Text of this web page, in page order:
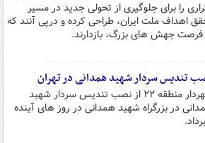
را برای جلوگیری از تحولی جدید در مسیر
اهداف ملت ایران، طراحی کرده و درپی آنند که
فرصت جهش های بزرگ، بازدارند.
تندیس سردار شهید همدانی در تهران
شهردار منطقه ۲۲ از نصب تندیس سردار شهید
در بزرگراه شهید همدانی در روز های آینده